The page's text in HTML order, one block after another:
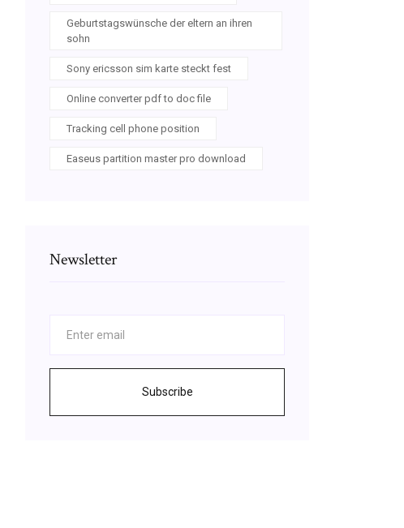
Geburtstagswünsche der eltern an ihren
sohn
Sony ericsson sim karte steckt fest
Online converter pdf to doc file
Tracking cell phone position
Easeus partition master pro download
Newsletter
Subscribe